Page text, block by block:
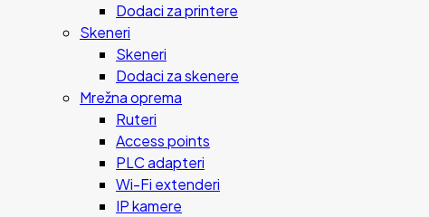
Dodaci za printere
Skeneri
Skeneri
Dodaci za skenere
Mrežna oprema
Ruteri
Access points
PLC adapteri
Wi-Fi extenderi
IP kamere